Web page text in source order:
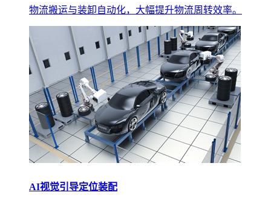
物流搬运与装卸自动化，大幅提升物流周转效率。
AI视觉引导定位装配